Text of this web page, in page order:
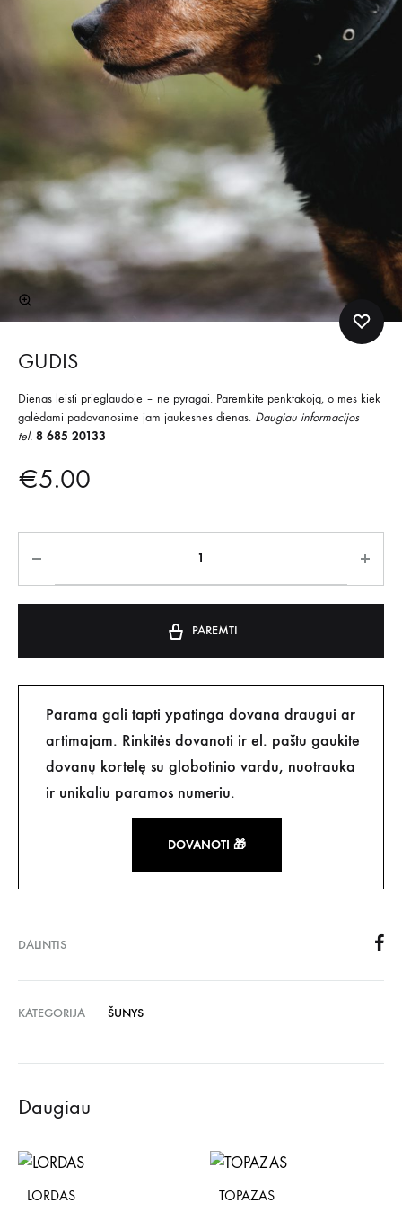
GUDIS
Dienas leisti prieglaudoje – ne pyragai. Paremkite penktakoją, o mes kiek
galėdami padovanosime jam jaukesnes dienas. Daugiau informacijos
tel. 8 685 20133
€5.00
PAREMTI
Parama gali tapti ypatinga dovana draugui ar
artimajam. Rinkitės dovanoti ir el. paštu gaukite
dovanų kortelę su globotinio vardu, nuotrauka
ir unikaliu paramos numeriu.
DOVANOTI 🎁
DALINTIS
KATEGORIJA ŠUNYS
Daugiau
LORDAS TOPAZAS